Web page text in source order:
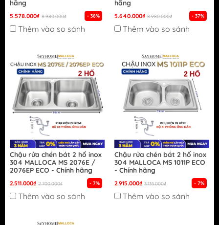
hãng
5.578.000₫ 8.980.000₫ - 38%
Thêm vào so sánh
hãng
5.640.000₫ 8.980.000₫ - 37%
Thêm vào so sánh
Chậu rửa chén bát 2 hố inox
304 MALLOCA MS 2076E /
2076EP ECO - Chính hãng
2.511.000₫ 2.700.000₫ - 7%
Thêm vào so sánh
Chậu rửa chén bát 2 hố inox
304 MALLOCA MS 1011P ECO
- Chính hãng
2.915.000₫ 3.135.000₫ - 7%
Thêm vào so sánh